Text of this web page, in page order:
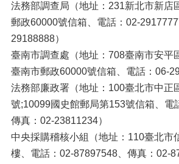
法務部調查局（地址：231新北市新店
郵政60000號信箱、電話：02-
29188888）
臺南市調查處（地址：708臺南市安平
臺南市郵政60000號信箱、電話：06-
法務部廉政署（地址：100臺北市中正
號;10099國史館郵局第153號信箱、電
傳真：02-23811234）
中央採購稽核小組（地址：110臺北市
樓、電話：02-87897548、傳真：02-